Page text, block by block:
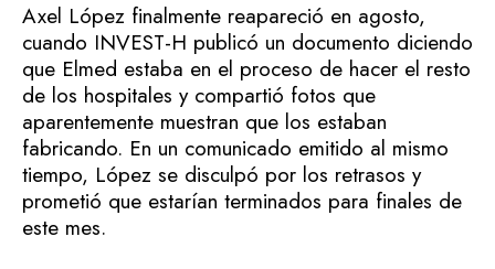
Axel López finalmente reapareció en agosto,
cuando INVEST-H publicó un documento diciendo
que Elmed estaba en el proceso de hacer el resto
de los hospitales y compartió fotos que
aparentemente muestran que los estaban
fabricando. En un comunicado emitido al mismo
tiempo, López se disculpó por los retrasos y
prometió que estarían terminados para finales de
este mes.